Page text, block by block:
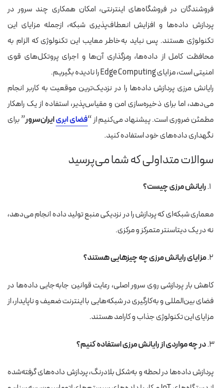
فروشندگان در فروشگاه‌های اینترنتی، امکان همکاری چند سرور در
پردازش داده‌ها و افزایش انعطاف‌پذیری شبکه، ازجمله مزایای این
تکنولوژی هستند. پس نباید به‌خاطر معایب این تکنولوژی که الزام به
محافظت کامل از داده‌ها، رمزگذاری آن‌ها و اجرای پروتکل‌های قوی
امنیتی است، مزایای Edge Computing را نادیده بگیریم.
رایانش مرزی پردازش داده‌ها را در نزدیک‌ترین موقعیت به کاربر انجام
می‌دهد، اما برای ذخیره‌سازی امن و مقیاس‌پذیر، استفاده از یک راهکار
مطمئن ضروری است. پیشنهاد می‌کنیم از “فضای ابریایران‌سرور” برای
نگهداری داده‌های خود استفاده کنید.
سوالات متداولی که شما می‌پرسید
رایانش مرزی چیست؟
معماری شبکه‌ای که پردازش را در نزدیکی منبع تولید داده انجام می‌دهد،
نه در یک دیتاسنتر متمرکز و مرکزی.
مزایای رایانش مرزی چه چیزهایی هستند؟
کاهش بار پردازشی روی سرور اصلی، رعایت قوانین جابه‌جایی داده‌ها در
فضای بین‌المللی و به‌کارگیری در شبکه‌هایی با اینترنت ضعیف و ناپایدار، از
مزایای این تکنولوژی جذاب و کارامد هستند.
در چه مواردی از رایانش مرزی استفاده کنیم؟
پردازش داده‌ها در لحظه و به‌شکل بلادرنگ، پردازش داده‌های گرفته‌شده